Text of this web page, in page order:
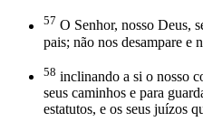
57 O Senhor, nosso Deus,
pais; não nos desampare e
58 inclinando a si o nosso
seus caminhos e para
estatutos, e os seus juízos